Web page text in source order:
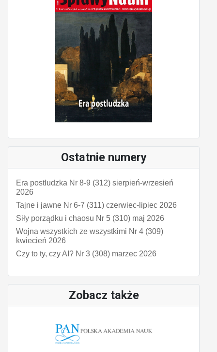
Ostatnie numery
Era postludzka Nr 8-9 (312) sierpień-wrzesień
2026
Tajne i jawne Nr 6-7 (311) czerwiec-lipiec 2026
Siły porządku i chaosu Nr 5 (310) maj 2026
Wojna wszystkich ze wszystkimi Nr 4 (309)
kwiecień 2026
Czy to ty, czy AI? Nr 3 (308) marzec 2026
Zobacz także